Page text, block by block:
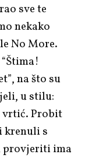
sve te
nekako
No More.
na što su
u stilu:
vrtić. Probit
krenuli s
provjeriti ima